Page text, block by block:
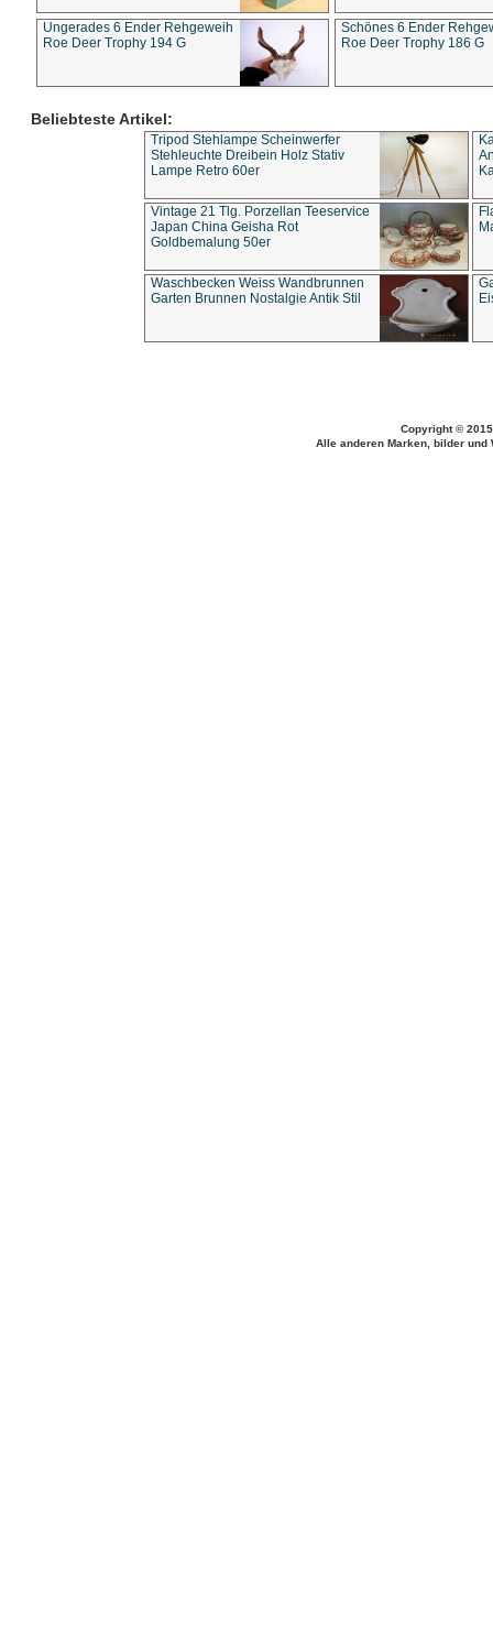
Ungerades 6 Ender Rehgeweih
Roe Deer Trophy 194 G
Schönes 6 Ender
Roe Deer Trophy 186 G
Beliebteste Artikel:
Tripod Stehlampe Scheinwerfer
Stehleuchte Dreibein Holz Stativ
Lampe Retro 60er
Vintage 21 Tlg. Porzellan Teeservice
Japan China Geisha Rot
Goldbemalung 50er
Waschbecken Weiss Wandbrunnen
Garten Brunnen Nostalgie Antik Stil
Copyright ©
Alle anderen Marken, bilder und